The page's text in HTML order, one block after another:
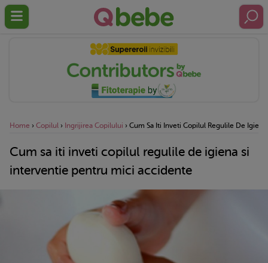
Home › Copilul › Ingrijirea Copilului › Cum Sa Iti Inveti Copilul Regulile De
Cum sa iti inveti copilul regulile de igiena si
interventie pentru mici accidente